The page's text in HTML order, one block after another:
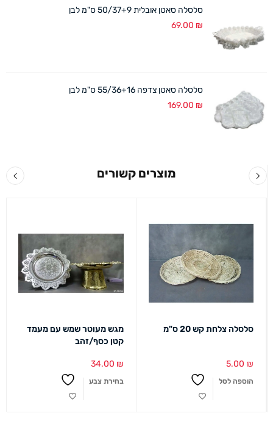
סלסלה סאטן אובלית 50/37+9 ס"מ לבן
69.00 ₪
סלסלה סאטן צדפה 55/36+16 ס"מ לבן
169.00 ₪
מוצרים קשורים
סלסלה צלחת קש 20 ס"מ
5.00 ₪
הוספה לסל
מגש מעוטר שמש עם מעמד
קטן כסף/זהב
34.00 ₪
בחירת צבע